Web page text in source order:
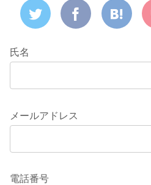
氏名
メールアドレス
電話番号